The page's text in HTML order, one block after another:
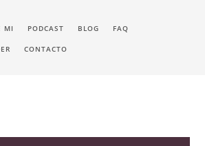
MI PODCAST BLOG FAQ
CONTACTO